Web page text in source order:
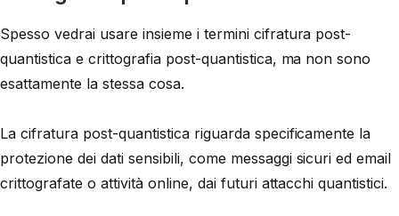
Spesso vedrai usare insieme i termini cifratura post-
quantistica e crittografia post-quantistica, ma non sono
esattamente la stessa cosa.
La cifratura post-quantistica riguarda specificamente la
protezione dei dati sensibili, come messaggi sicuri ed email
crittografate o attività online, dai futuri attacchi quantistici.